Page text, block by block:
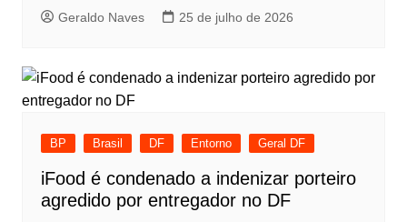
Geraldo Naves 25 de julho de 2026
BP Brasil DF Entorno Geral DF
iFood é condenado a indenizar porteiro
agredido por entregador no DF